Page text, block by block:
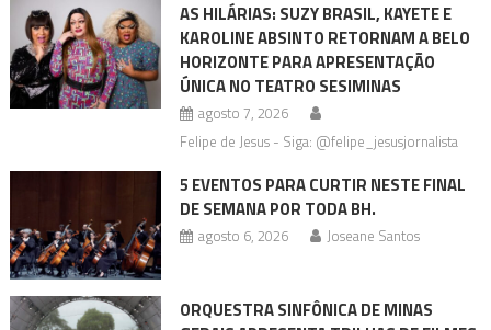
AS HILÁRIAS: SUZY BRASIL, KAYETE E
KAROLINE ABSINTO RETORNAM A BELO
HORIZONTE PARA APRESENTAÇÃO
ÚNICA NO TEATRO SESIMINAS
agosto 7, 2026
Felipe de Jesus - Siga: @felipe_jesusjornalista
5 EVENTOS PARA CURTIR NESTE FINAL
DE SEMANA POR TODA BH.
agosto 6, 2026 Joseane Santos
ORQUESTRA SINFÔNICA DE MINAS